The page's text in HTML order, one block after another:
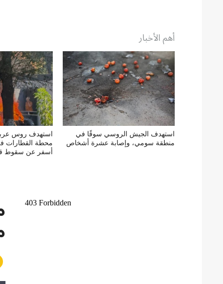
أهم الأخبار
استهدف الجيش الروسي سوقًا في
منطقة سومي، وإصابة عشرة أشخاص
استهدف روس
محطة القطارات
أسفر عن سقوط